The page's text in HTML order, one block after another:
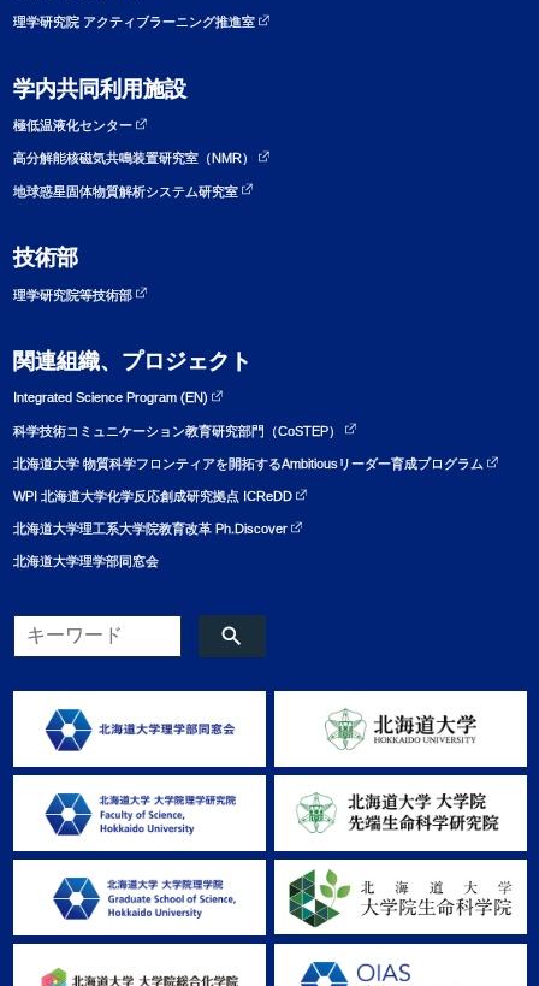
理学研究院 アクティブラーニング推進室
学内共同利用施設
極低温液化センター
高分解能核磁気共鳴装置研究室（NMR）
地球惑星固体物質解析システム研究室
技術部
理学研究院等技術部
関連組織、プロジェクト
Integrated Science Program (EN)
科学技術コミュニケーション教育研究部門（CoSTEP）
北海道大学 物質科学フロンティアを開拓するAmbitiousリーダー育成プログラム
WPI 北海道大学化学反応創成研究拠点 ICReDD
北海道大学理工系大学院教育改革 Ph.Discover
北海道大学理学部同窓会